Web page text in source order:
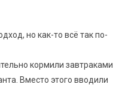
но как-то всё так по-
кормили завтраками
Вместо этого вводили